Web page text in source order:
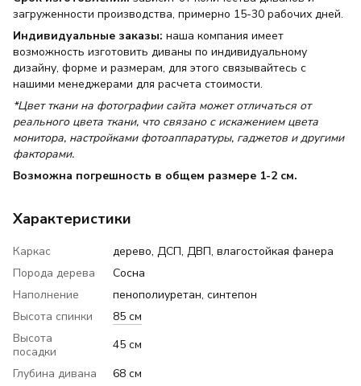
загруженности производства, примерно 15-30 рабочих дней.
Индивидуальные заказы: наша компания имеет
возможность изготовить диваны по индивидуальному
дизайну, форме и размерам, для этого связывайтесь с
нашими менеджерами для расчета стоимости.
*Цвет ткани на фотографии сайта может отличаться от
реального цвета ткани, что связано с искажением цвета
монитора, настройками фотоаппаратуры, гаджетов и другими
факторами.
Возможна погрешность в общем размере 1-2 см.
Характеристики
Каркас
дерево, ДСП, ДВП, влагостойкая фанера
Порода дерева
Сосна
Наполнение
пенополиуретан, синтепон
Высота спинки
85 см
Высота
посадки
45 см
Глубина дивана
68 см